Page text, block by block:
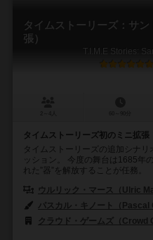
タイムストーリーズ：サ
張）
T.I.M.E Stories:
タイムストーリーズ初のミニ拡張！
タイムストーリーズの追加シナ
ッション。 今度の舞台は1685年
れた”器”を解放することが任務。
ウルリック・マース（Ulric
パスカル・キノート（Pascal
クラウド・ゲームズ（Crowd